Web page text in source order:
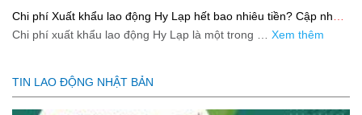
Chi phí Xuất khẩu lao động Hy Lạp hết bao nhiêu tiền? Cập nhật
mới nhất 2026
Chi phí xuất khẩu lao động Hy Lạp là một trong … Xem thêm
TIN LAO ĐỘNG NHẬT BẢN